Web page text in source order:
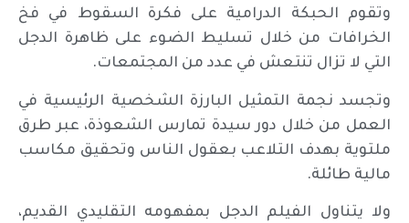
وتقوم الحبكة الدرامية على فكرة السقوط في فخ
الخرافات من خلال تسليط الضوء على ظاهرة الدجل
التي لا تزال تنتعش في عدد من المجتمعات.
وتجسد نجمة التمثيل البارزة الشخصية الرئيسية في
العمل من خلال دور سيدة تمارس الشعوذة، عبر طرق
ملتوية بهدف التلاعب بعقول الناس وتحقيق مكاسب
مالية طائلة.
ولا يتناول الفيلم الدجل بمفهومه التقليدي القديم،